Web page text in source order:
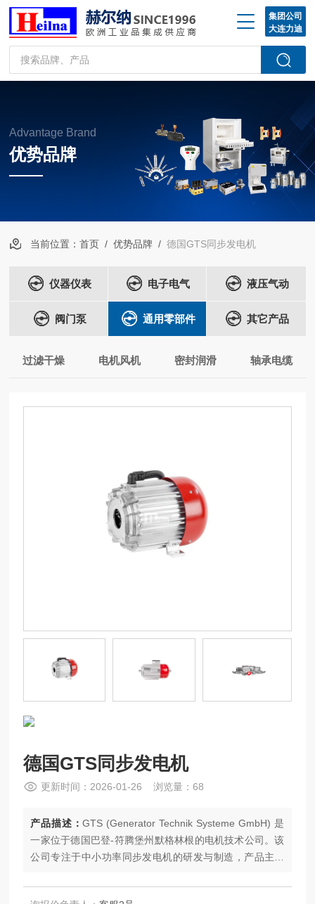
集团公司
大连力迪
Advantage Brand
优势品牌
当前位置：首页 /优势品牌 /德国GTS同步发电机
仪器仪表 电子电气 液压气动
阀门泵 通用零部件 其它产品
过滤干燥 电机风机 密封润滑 轴承电缆
德国GTS同步发电机
更新时间：2026-01-26 浏览量：68
产品描述：GTS (Generator Technik Systeme GmbH) 是
一家位于德国巴登-符腾堡州默格林根的电机技术公司。该
公司专注于中小功率同步发电机的研发与制造，产品主要
应性与集成灵活性，以满足不同工业场景对辅助动力的需